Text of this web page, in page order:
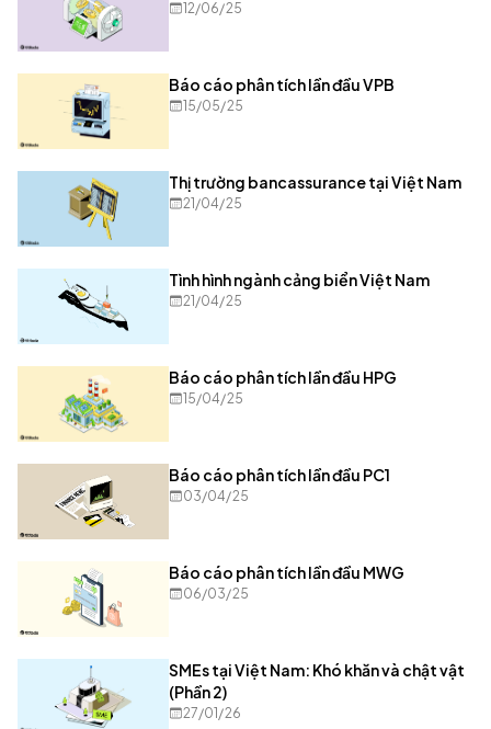
12/06/25
Báo cáo phân tích lần đầu VPB
15/05/25
Thị trường bancassurance tại Việt Nam
21/04/25
Tình hình ngành cảng biển Việt Nam
21/04/25
Báo cáo phân tích lần đầu HPG
15/04/25
Báo cáo phân tích lần đầu PC1
03/04/25
Báo cáo phân tích lần đầu MWG
06/03/25
SMEs tại Việt Nam: Khó khăn và chật vật
(Phần 2)
27/01/26